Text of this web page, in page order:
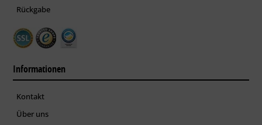
Rückgabe
Informationen
Kontakt
Über uns